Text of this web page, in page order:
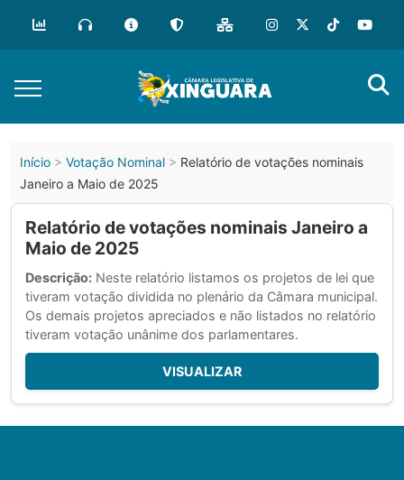
Início Votação Nominal
Relatório de votações nominais
Janeiro a Maio de 2025
Relatório de votações nominais Janeiro a
Maio de 2025
Descrição: Neste relatório listamos os projetos de lei que
tiveram votação dividida no plenário da Câmara municipal.
Os demais projetos apreciados e não listados no relatório
tiveram votação unânime dos parlamentares.
VISUALIZAR